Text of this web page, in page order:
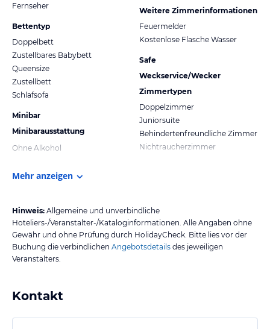
Fernseher
Bettentyp
Doppelbett
Zustellbares Babybett
Queensize
Zustellbett
Schlafsofa
Minibar
Minibarausstattung
Ohne Alkohol
Weitere Zimmerinformationen
Feuermelder
Kostenlose Flasche Wasser
Safe
Weckservice/Wecker
Zimmertypen
Doppelzimmer
Juniorsuite
Behindertenfreundliche Zimmer
Nichtraucherzimmer
Mehr anzeigen
Hinweis: Allgemeine und unverbindliche
Hoteliers-/Veranstalter-/Kataloginformationen. Alle Angaben ohne
Gewähr und ohne Prüfung durch HolidayCheck. Bitte lies vor der
Buchung die verbindlichen Angebotsdetails des jeweiligen
Veranstalters.
Kontakt